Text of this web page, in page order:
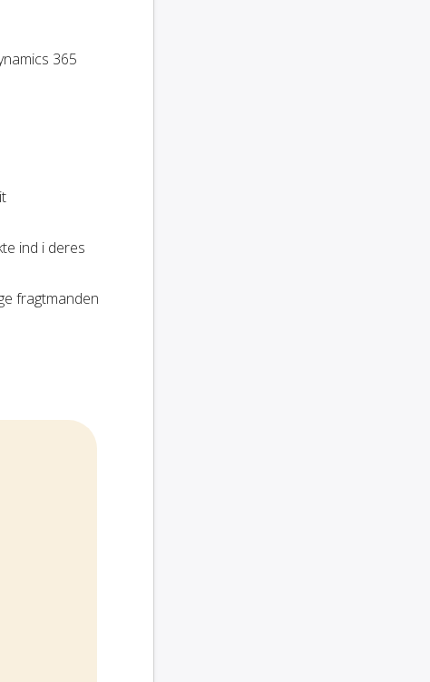
365
ind i deres
fragtmanden